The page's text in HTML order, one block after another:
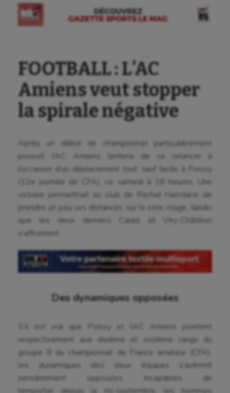
Aéronautique
FOOTBALL : L’AC
Amiens veut stopper
la spirale négative
Après un début de championnat particulièrement
poussif, l’AC Amiens tentera de se relancer à
l’occasion d’un déplacement tout sauf facile à Poissy
(12e journée de CFA), ce samedi à 18 heures. Une
victoire permettrait au club de Rachid Hamdane de
prendre un peu ses distances sur la zone rouge, tandis
que les deux derniers Calais et Viry-Châtillon
s’affrontent.
Des dynamiques opposées
S’il est vrai que Poissy et l’AC Amiens pointent
respectivement aux dixième et onzième rangs du
groupe B du championnat de France amateur (CFA),
les dynamiques des deux équipes s’avèrent
sensiblement opposées. Incapables de